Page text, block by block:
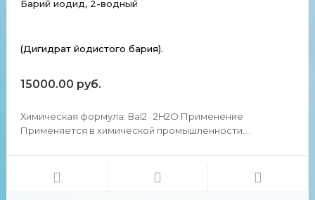
Барий иодид, 2-водный
(Дигидрат йодистого бария).
15000.00 руб.
Химическая формула: ВаI2 · 2H2O Применение
Применяется в химической промышленности.
физические свойства Представляет собой